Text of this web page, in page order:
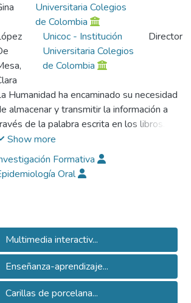
Universitaria Colegios
de Colombia
Unicoc - Institución
Universitaria Colegios
de Colombia
Director
Humanidad ha encaminado su necesidad
almacenar y transmitir la información a
de la palabra escrita en los libros.
el campo profesional y académico, el
de la información evoluciona hacia
sistemas multimedia, haciendo
referencia a cualquier objeto o sistema que
pueden ser variados, desde texto e
imágenes, hasta animación, sonido, y video.
multimedia se refería por Io
general a presentaciones de diapositivas
audio. Sin embargo, actualmente se
integra el concepto de multimedia
Show more
Formativa
Oral
Multimedia interactiv...
Enseñanza-aprendizaje...
Carillas de porcelana...